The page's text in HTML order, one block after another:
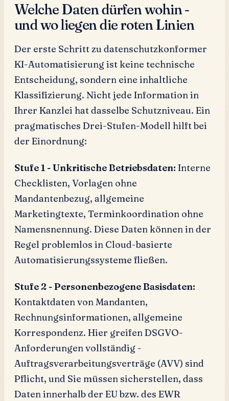
Welche Daten dürfen wohin -
und wo liegen die roten Linien
Der erste Schritt zu datenschutzkonformer
KI-Automatisierung ist keine technische
Entscheidung, sondern eine inhaltliche
Klassifizierung. Nicht jede Information in
Ihrer Kanzlei hat dasselbe Schutzniveau. Ein
pragmatisches Drei-Stufen-Modell hilft bei
der Einordnung:
Stufe 1 - Unkritische Betriebsdaten: Interne
Checklisten, Vorlagen ohne
Mandantenbezug, allgemeine
Marketingtexte, Terminkoordination ohne
Namensnennung. Diese Daten können in der
Regel problemlos in Cloud-basierte
Automatisierungssysteme fließen.
Stufe 2 - Personenbezogene Basisdaten:
Kontaktdaten von Mandanten,
Rechnungsinformationen, allgemeine
Korrespondenz. Hier greifen DSGVO-
Anforderungen vollständig -
Auftragsverarbeitungsverträge (AVV) sind
Pflicht, und Sie müssen sicherstellen, dass
Daten innerhalb der EU bzw. des EWR